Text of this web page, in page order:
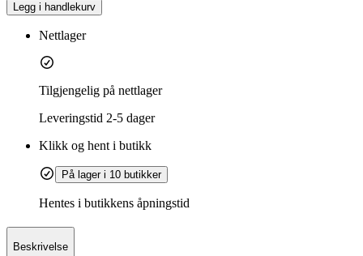
Legg i handlekurv
Nettlager
Tilgjengelig på nettlager
Leveringstid 2-5 dager
Klikk og hent i butikk
På lager i 10 butikker
Hentes i butikkens åpningstid
Beskrivelse